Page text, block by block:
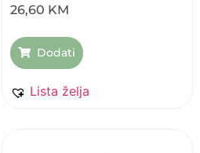
26,60 KM
Dodati
Lista želja